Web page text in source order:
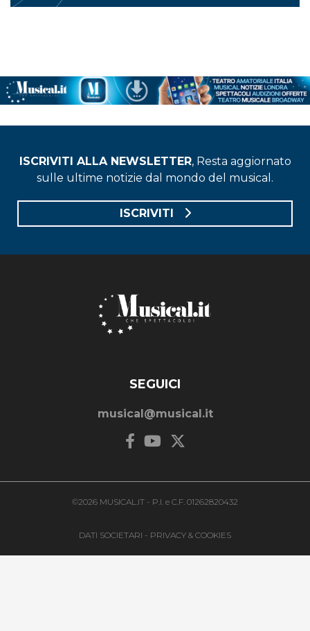
ISCRIVITI ALLA NEWSLETTER, Resta aggiornato
sulle ultime notizie dal mondo del musical.
ISCRIVITI
SEGUICI
musical@musical.it
©2026 MUSICAL.IT - P.I. e C.F. 01262820432
DATI SOCIETARI - PRIVACY & COOKIES